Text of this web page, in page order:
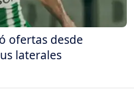
ofertas desde
laterales